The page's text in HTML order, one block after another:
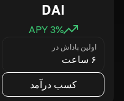
DAI
3% APY
اولین پاداش در
۶ ساعت
کسب درآمد